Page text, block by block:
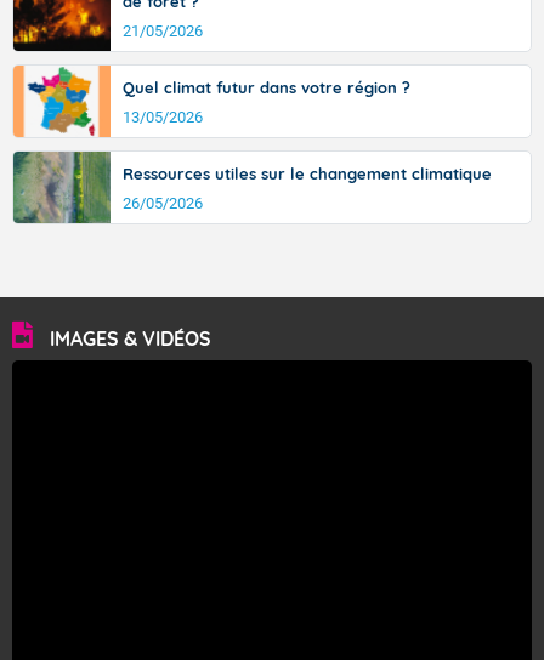
21/05/2026
Quel climat futur dans votre région ?
13/05/2026
Ressources utiles sur le changement climatique
26/05/2026
IMAGES & VIDÉOS